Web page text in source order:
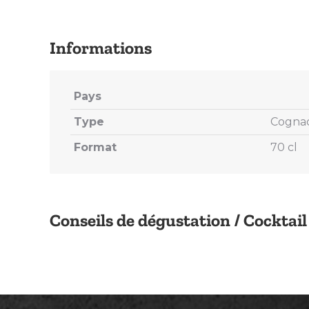
Conseils de dégustation / Cocktail
Pays
Type
Format
70 cl